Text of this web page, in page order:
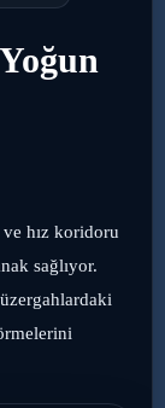
hız koridoru
sağlıyor.